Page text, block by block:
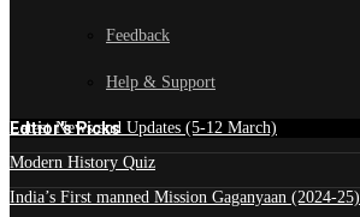
Feedback
Help & Support
Edtior's Picks
Latest News and Updates (5-12 March)
Modern History Quiz
India’s First manned Mission Gaganyaan (2024-25)